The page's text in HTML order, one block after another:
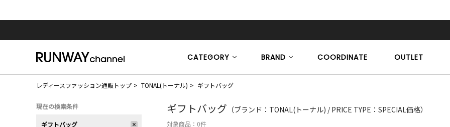
CATEGORY BRAND COORDINATE OUTLET
レディースファッション通販トップ TONAL(トーナル) ギフトバッグ
ギフトバッグ （ブランド：TONAL(トーナル) / PRICE TYPE：SPECIAL価格）
対象商品： 0件
現在の検索条件
ギフトバッグ